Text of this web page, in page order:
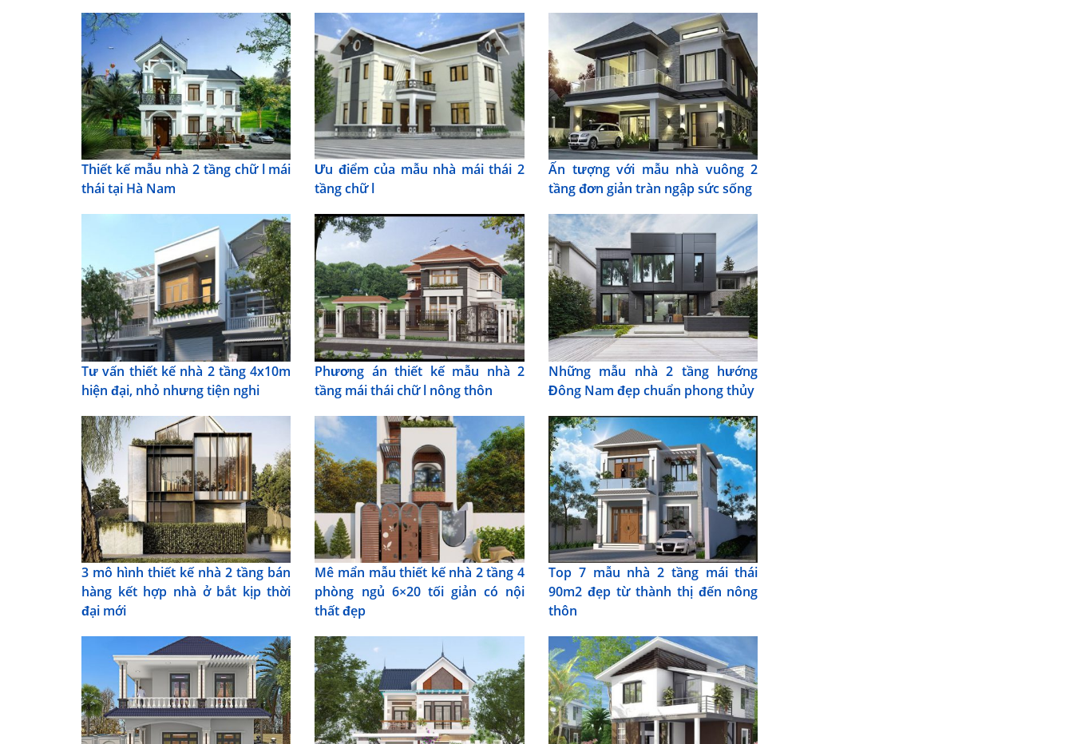
Thiết kế mẫu nhà 2 tầng chữ l mái
thái tại Hà Nam
Ưu điểm của mẫu nhà mái thái 2
tầng chữ l
Ấn tượng với mẫu nhà vuông 2
tầng đơn giản tràn ngập sức sống
Tư vấn thiết kế nhà 2 tầng 4x10m
hiện đại, nhỏ nhưng tiện nghi
Phương án thiết kế mẫu nhà 2
tầng mái thái chữ l nông thôn
Những mẫu nhà 2 tầng hướng
Đông Nam đẹp chuẩn phong thủy
3 mô hình thiết kế nhà 2 tầng bán
hàng kết hợp nhà ở bắt kịp thời
đại mới
Mê mẩn mẫu thiết kế nhà 2 tầng 4
phòng ngủ 6×20 tối giản có nội
thất đẹp
Top 7 mẫu nhà 2 tầng mái thái
90m2 đẹp từ thành thị đến nông
thôn